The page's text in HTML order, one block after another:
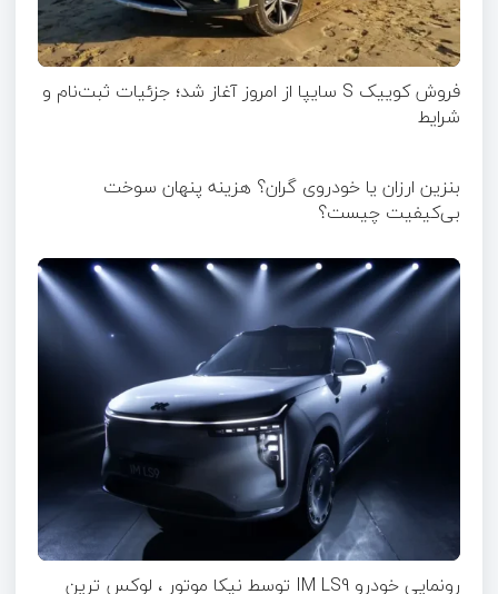
فروش کوییک S سایپا از امروز آغاز شد؛ جزئیات ثبت‌نام و
شرایط
بنزین ارزان یا خودروی گران؟ هزینه پنهان سوخت
بی‌کیفیت چیست؟
رونمایی خودرو IM LS9 توسط نیکا موتور ، لوکس ترین